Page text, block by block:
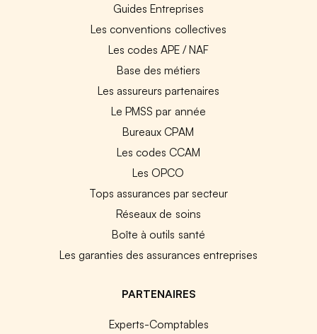
Guides Entreprises
Les conventions collectives
Les codes APE / NAF
Base des métiers
Les assureurs partenaires
Le PMSS par année
Bureaux CPAM
Les codes CCAM
Les OPCO
Tops assurances par secteur
Réseaux de soins
Boîte à outils santé
Les garanties des assurances entreprises
PARTENAIRES
Experts-Comptables